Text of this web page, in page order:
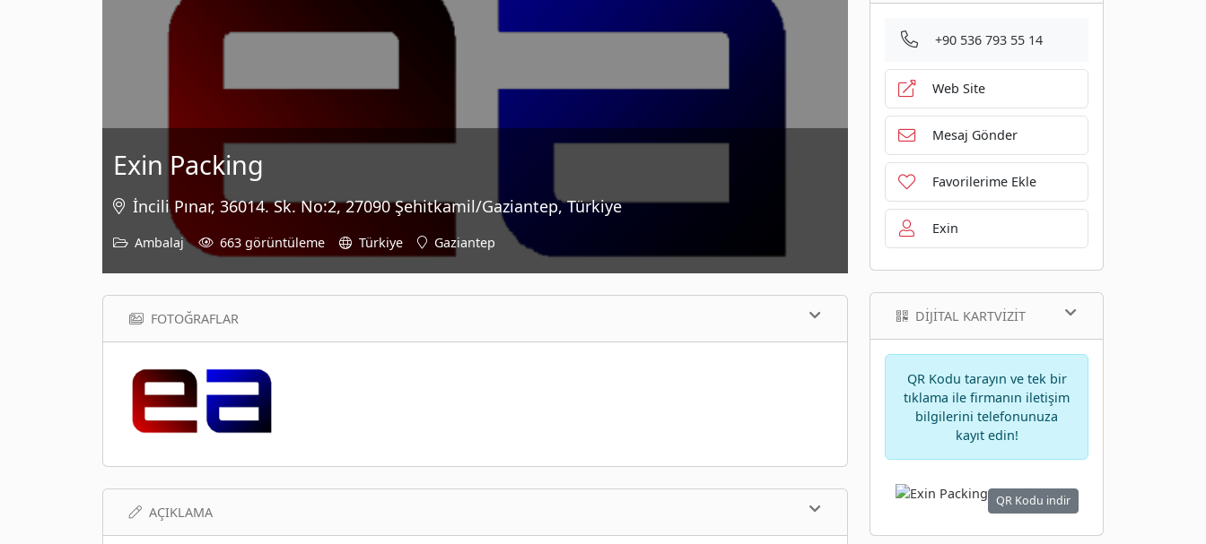
Exin Packing
İncili Pınar, 36014. Sk. No:2, 27090 Şehitkamil/Gaziantep, Türkiye
Ambalaj 663 görüntüleme Türkiye Gaziantep
FOTOĞRAFLAR
AÇIKLAMA
+90 536 793 55 14
Web Site
Mesaj Gönder
Favorilerime Ekle
Exin
DIJITAL KARTVIZIT
QR Kodu tarayın ve tek bir
tıklama ile firmanın iletişim
bilgilerini telefonunuza
kayıt edin!
QR Kodu indir